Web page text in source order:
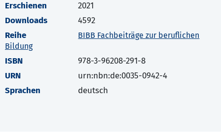
Erschienen
2021
Downloads
4592
Reihe
BIBB Fachbeiträge zur beruflichen
Bildung
ISBN
978-3-96208-291-8
URN
urn:nbn:de:0035-0942-4
Sprachen
deutsch